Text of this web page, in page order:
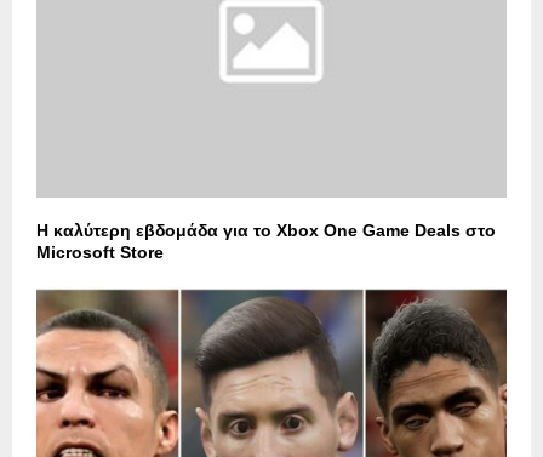
Η καλύτερη εβδομάδα για το Xbox One Game Deals στο
Microsoft Store